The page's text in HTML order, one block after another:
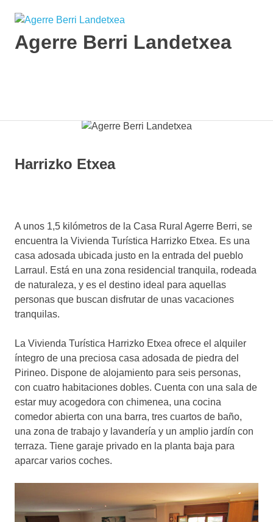
Agerre Berri Landetxea
Harrizko Etxea
A unos 1,5 kilómetros de la Casa Rural Agerre Berri, se
encuentra la Vivienda Turística Harrizko Etxea. Es una
casa adosada ubicada justo en la entrada del pueblo
Larraul. Está en una zona residencial tranquila, rodeada
de naturaleza, y es el destino ideal para aquellas
personas que buscan disfrutar de unas vacaciones
tranquilas.
La Vivienda Turística Harrizko Etxea ofrece el alquiler
íntegro de una preciosa casa adosada de piedra del
Pirineo. Dispone de alojamiento para seis personas,
con cuatro habitaciones dobles. Cuenta con una sala de
estar muy acogedora con chimenea, una cocina
comedor abierta con una barra, tres cuartos de baño,
una zona de trabajo y lavandería y un amplio jardín con
terraza. Tiene garaje privado en la planta baja para
aparcar varios coches.